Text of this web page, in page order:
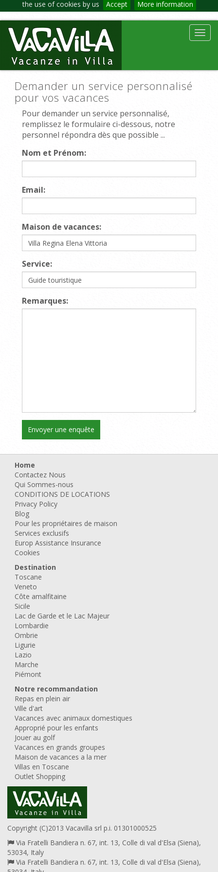
the use of cookies by us Accept More information
Demander un service personnalisé
pour vos vacances
Pour demander un service personnalisé,
remplissez le formulaire ci-dessous, notre
personnel répondra dès que possible ...
Nom et Prénom:
Email:
Maison de vacances:
Service:
Remarques:
Home
Contactez Nous
Qui Sommes-nous
CONDITIONS DE LOCATIONS
Privacy Policy
Blog
Pour les propriétaires de maison
Services exclusifs
Europ Assistance Insurance
Cookies
Destination
Toscane
Veneto
Côte amalfitaine
Sicile
Lac de Garde et le Lac Majeur
Lombardie
Ombrie
Ligurie
Lazio
Marche
Piémont
Notre recommandation
Repas en plein air
Ville d'art
Vacances avec animaux domestiques
Approprié pour les enfants
Jouer au golf
Vacances en grands groupes
Maison de vacances a la mer
Villas en Toscane
Outlet Shopping
Copyright (C)2013 Vacavilla srl p.i. 01301000525
Via Fratelli Bandiera n. 67, int. 13, Colle di val d'Elsa (Siena),
53034, Italy
Via Fratelli Bandiera n. 67, int. 13, Colle di val d'Elsa (Siena),